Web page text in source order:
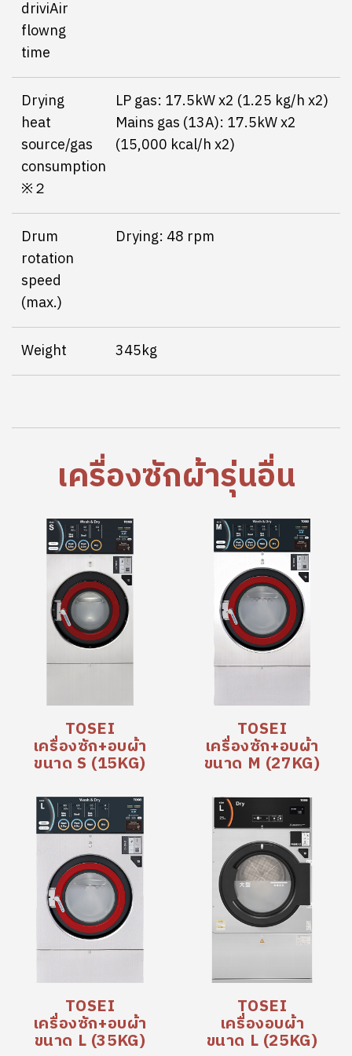
driviAir
flowng
time
Drying
heat
source/gas
consumption
※２
LP gas: 17.5kW x2 (1.25 kg/h x2)
Mains gas (13A): 17.5kW x2
(15,000 kcal/h x2)
Drum
rotation
speed
(max.)
Drying: 48 rpm
Weight 345kg
เครื่องซักผ้ารุ่นอื่น
TOSEI
เครื่องซัก+อบผ้า
ขนาด S (15KG)
TOSEI
เครื่องซัก+อบผ้า
ขนาด M (27KG)
TOSEI
เครื่องซัก+อบผ้า
ขนาด L (35KG)
TOSEI
เครื่องอบผ้า
ขนาด L (25KG)